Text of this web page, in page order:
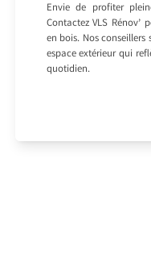
Envie de profiter
Contactez VLS
en bois. Nos
espace extérieur qui
quotidien.